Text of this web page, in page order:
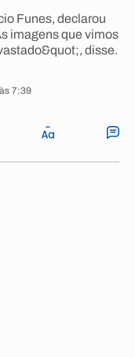
Funes, declarou
imagens que vimos
disse.
7:39